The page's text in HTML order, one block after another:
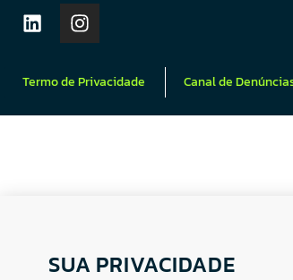
Termo de Privacidade Canal de
SUA PRIVACIDADE